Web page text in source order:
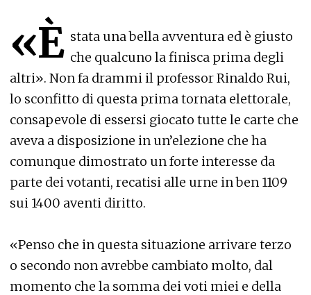
«È stata una bella avventura ed è giusto
che qualcuno la finisca prima degli
altri». Non fa drammi il professor Rinaldo Rui,
lo sconfitto di questa prima tornata elettorale,
consapevole di essersi giocato tutte le carte che
aveva a disposizione in un’elezione che ha
comunque dimostrato un forte interesse da
parte dei votanti, recatisi alle urne in ben 1109
sui 1400 aventi diritto.
«Penso che in questa situazione arrivare terzo
o secondo non avrebbe cambiato molto, dal
momento che la somma dei voti miei e della